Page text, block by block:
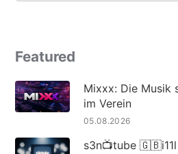
Featured
Mixxx: Die Musik
im Verein
05.08.2026
s3n📺tube 🇬🇧i11l